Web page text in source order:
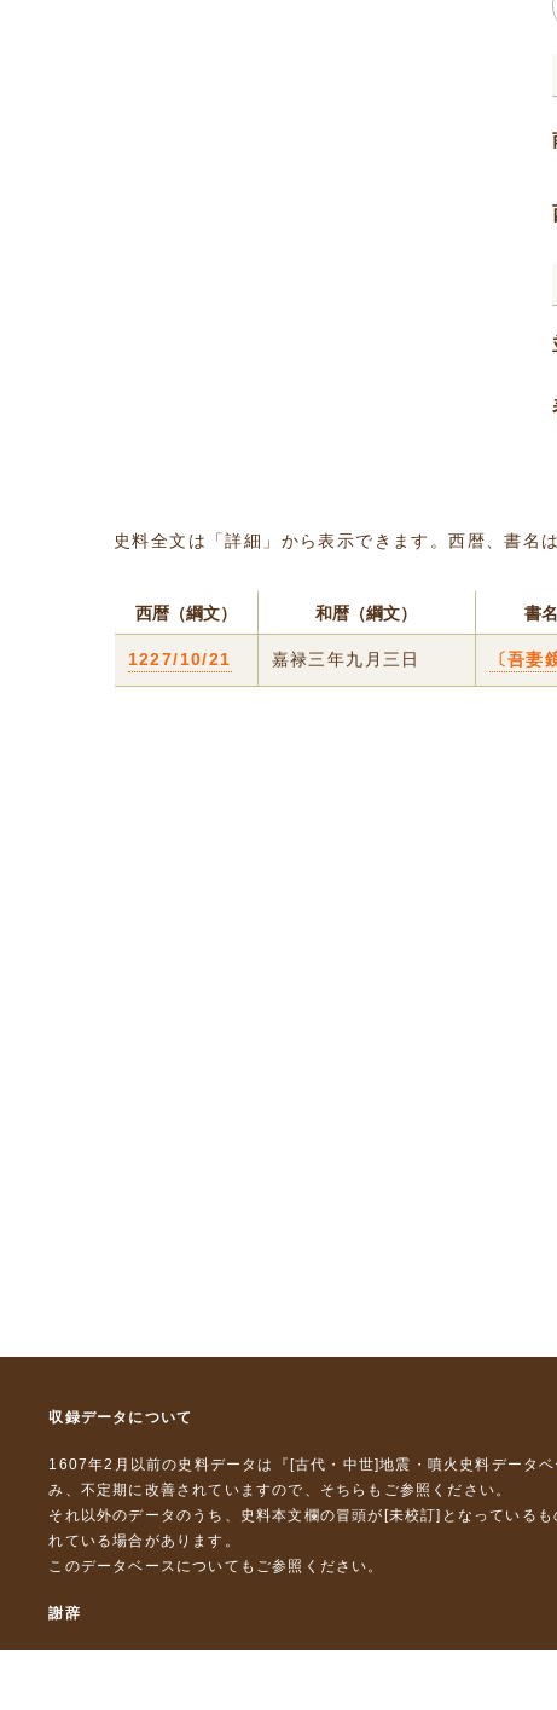
史料全文は「詳細」から表示できます。西暦、書名
西暦（綱文） 和暦（綱文） 書名
1227/10/21 嘉禄三年九月三日 〔吾妻
収録データについて
1607年2月以前の史料データは『 [古代・中世]地震・噴火史料データベ
み、不定期に改善されていますので、 そちら もご参照ください。
それ以外のデータのうち、史料本文欄の冒頭が[未校訂]となっている
れている場合があります。
このデータベースについて もご参照ください。
謝辞